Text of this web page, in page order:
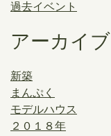
過去イベント
アーカイブ
新築
まんぷく
モデルハウス
２０１８年